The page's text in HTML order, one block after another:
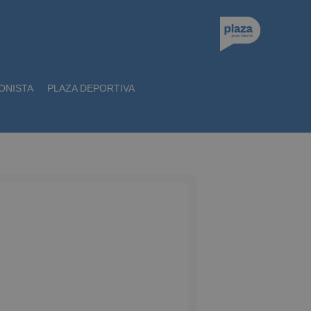
PLAZA DEPORTIVA